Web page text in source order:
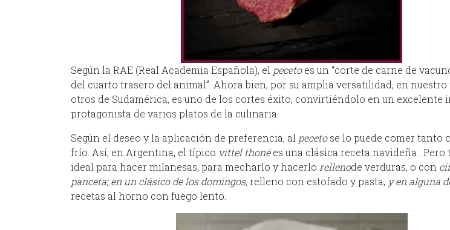
Según la RAE (Real Academia Española), el pecetoes un “corte de carne de
del cuarto trasero del animal”. Ahora bien, por su amplia versatilidad, en nuestro
otros de Sudamérica, es uno de los cortes éxito, convirtiéndolo en un excelente
protagonista de varios platos de la culinaria.
Según el deseo y la aplicación de preferencia, al pecetose lo puede comer tanto
frío. Así, en Argentina, el típico vittel thonées una clásica receta navideña. Pero
ideal para hacer milanesas, para mecharlo y hacerlo rellenode verduras, o con
panceta; en un clásico de los domingos,relleno con estofado y pasta, y en alguna
recetas al horno con fuego lento.